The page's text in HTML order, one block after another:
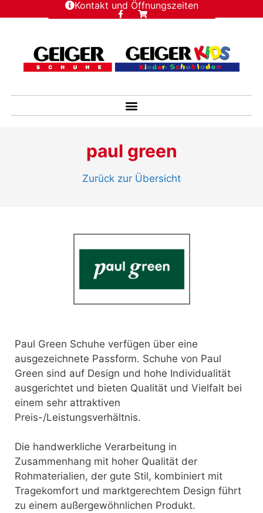
Kontakt und Öffnungszeiten
paul green
Zurück zur Übersicht
Paul Green Schuhe verfügen über eine
ausgezeichnete Passform. Schuhe von Paul
Green sind auf Design und hohe Individualität
ausgerichtet und bieten Qualität und Vielfalt bei
einem sehr attraktiven
Preis-/Leistungsverhältnis.
Die handwerkliche Verarbeitung in
Zusammenhang mit hoher Qualität der
Rohmaterialien, der gute Stil, kombiniert mit
Tragekomfort und marktgerechtem Design führt
zu einem außergewöhnlichen Produkt.